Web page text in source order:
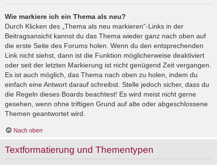
Wie markiere ich ein Thema als neu?
Durch Klicken des „Thema als neu markieren“-Links in der
Beitragsansicht kannst du das Thema wieder ganz nach oben auf
die erste Seite des Forums holen. Wenn du den entsprechenden
Link nicht siehst, dann ist die Funktion möglicherweise deaktiviert
oder seit der letzten Markierung ist nicht genügend Zeit vergangen.
Es ist auch möglich, das Thema nach oben zu holen, indem du
einfach eine Antwort darauf schreibst. Stelle jedoch sicher, dass du
die Regeln dieses Boards beachtest! Es wird meist nicht gerne
gesehen, wenn ohne triftigen Grund auf alte oder abgeschlossene
Themen geantwortet wird.
Nach oben
Textformatierung und Thementypen